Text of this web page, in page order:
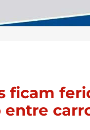
ficam
entre